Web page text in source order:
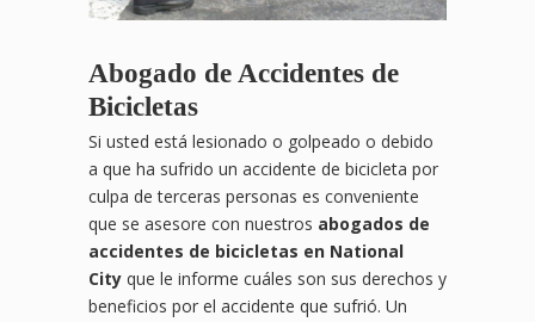
Abogado de Accidentes de
Bicicletas
Si usted está lesionado o golpeado o debido
a que ha sufrido un accidente de bicicleta por
culpa de terceras personas es conveniente
que se asesore con nuestros abogados de
accidentes de bicicletas en National
City que le informe cuáles son sus derechos y
beneficios por el accidente que sufrió. Un